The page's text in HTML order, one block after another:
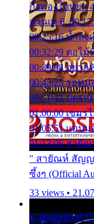
กิ่งทองใบหยก
ลานเท 6.
00:25:16 น้ำลง
00:32:29 ตอไม้
00:39:08 อยาก
00:45:25 รอห
00:51:43 บัตรเ
01:00:00 เขมร
01:05:51 แอบ
01:13:06 สายั
" สายัณห์ สัญญ
ซึ้งๆ (Official
33 views •
1. 00:00:00 ท